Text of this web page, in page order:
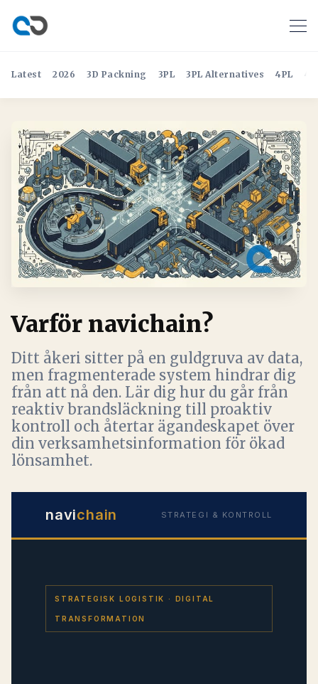
Latest 2026 3D Packning 3PL 3PL Alternatives 4PL
Varför navichain?
Ditt åkeri sitter på en guldgruva av data,
men fragmenterade system hindrar dig
från att nå den. Lär dig hur du går från
reaktiv brandsläckning till proaktiv
kontroll och återtar ägandeskapet över
din verksamhetsinformation för ökad
lönsamhet.
navichain STRATEGI & KONTROLL
STRATEGISK LOGISTIK · DIGITAL
TRANSFORMATION